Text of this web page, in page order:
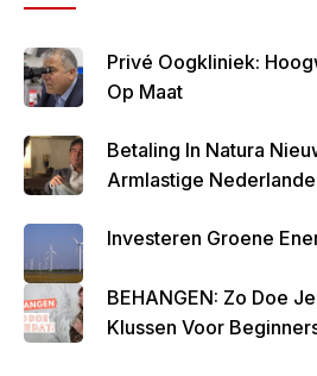
Privé Oogkliniek:
Op Maat
Betaling In Natura
Armlastige
Investeren Groene
BEHANGEN: Zo Doe
Klussen Voor